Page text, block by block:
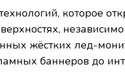
которое
жёстких лед-
баннеров до